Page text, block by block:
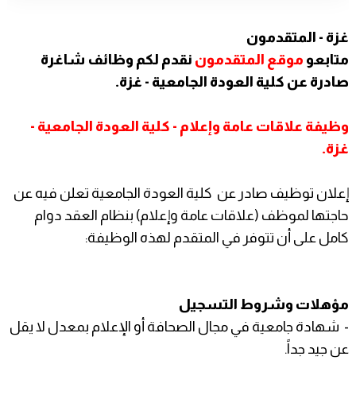
غزة - المتقدمون
متابعو موقع المتقدمون نقدم لكم وظائف شاغرة
صادرة عن كلية العودة الجامعية - غزة.
وظيفة علاقات عامة وإعلام - كلية العودة الجامعية -
غزة.
إعلان توظيف صادر عن كلية العودة الجامعية تعلن فيه عن
حاجتها لموظف (علاقات عامة وإعلام) بنظام العقد دوام
كامل على أن تتوفر في المتقدم لهذه الوظيفة:
مؤهلات وشروط التسجيل
- شهادة جامعية في مجال الصحافة أو الإعلام بمعدل لا يقل
عن جيد جداً.